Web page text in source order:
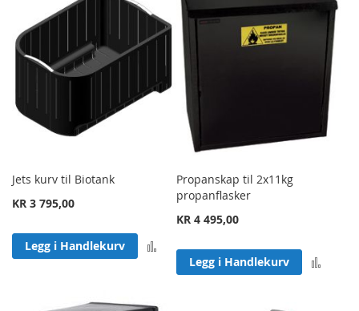
Jets kurv til Biotank
KR 3 795,00
Legg i Handlekurv
Propanskap til 2x11kg
propanflasker
KR 4 495,00
Legg i Handlekurv